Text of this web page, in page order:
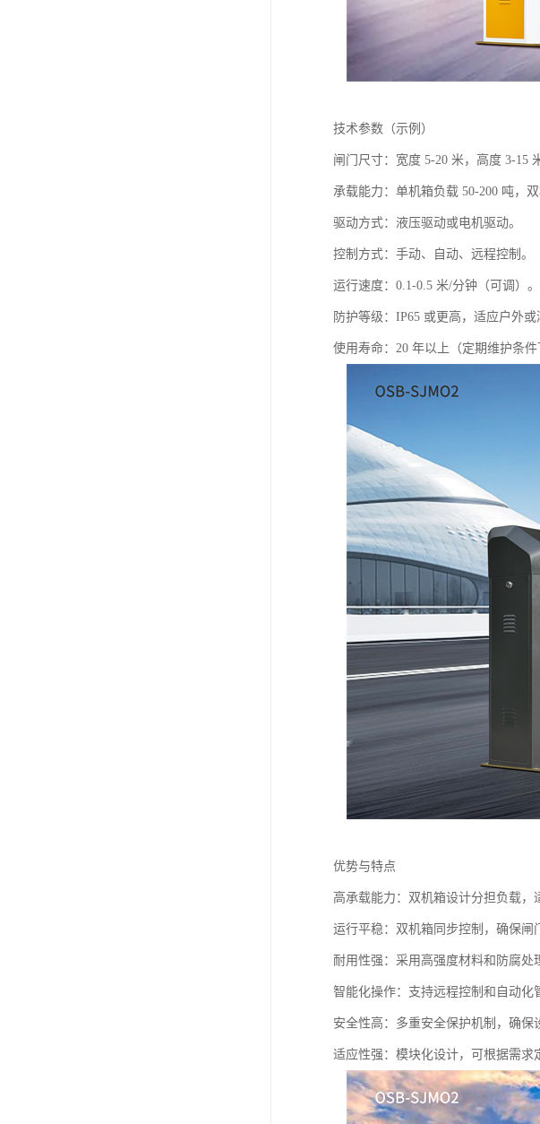
技术参数（示例）
闸门尺寸：宽度 5-20 米，高度 3-15
承载能力：单机箱负载 50-200 吨，双
驱动方式：液压驱动或电机驱动。
控制方式：手动、自动、远程控制。
运行速度：0.1-0.5 米/分钟（可调）。
防护等级：IP65 或更高，适应户外或
使用寿命：20 年以上（定期维护条件
优势与特点
高承载能力：双机箱设计分担负载，
运行平稳：双机箱同步控制，确保闸
耐用性强：采用高强度材料和防腐处
智能化操作：支持远程控制和自动化
安全性高：多重安全保护机制，确保
适应性强：模块化设计，可根据需求